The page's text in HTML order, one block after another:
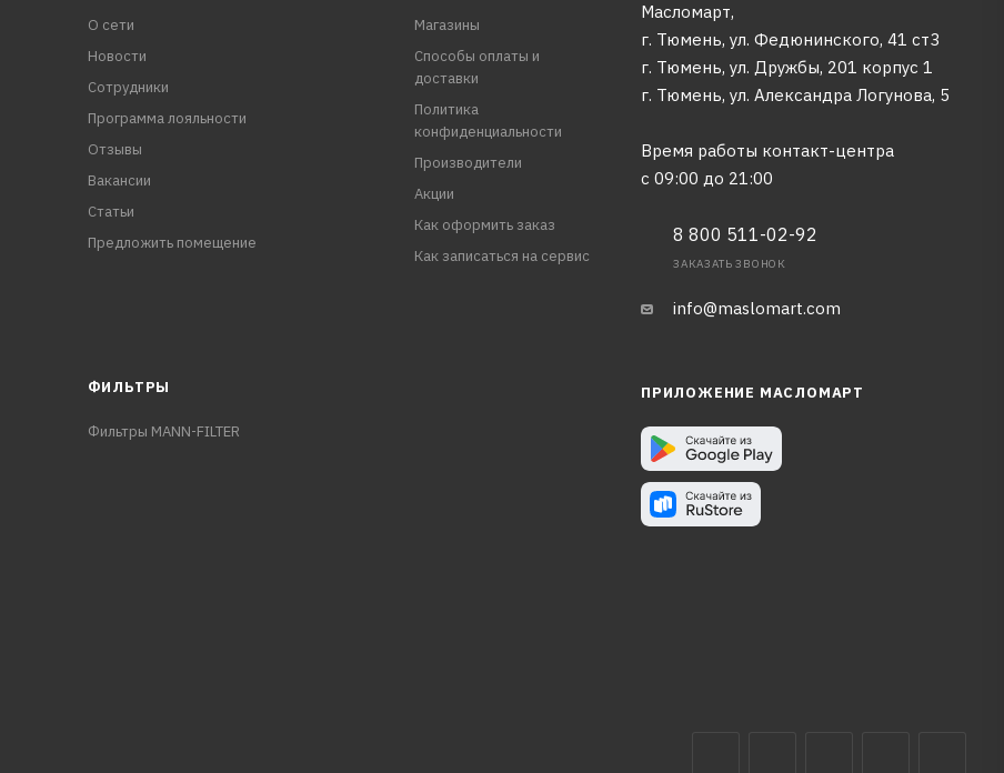
О сети
Новости
Сотрудники
Программа лояльности
Отзывы
Вакансии
Статьи
Предложить помещение
Магазины
Способы оплаты и
доставки
Политика
конфиденциальности
Производители
Акции
Как оформить заказ
Как записаться на сервис
Масломарт,
г. Тюмень, ул. Федюнинского, 41 ст3
г. Тюмень, ул. Дружбы, 201 корпус 1
г. Тюмень, ул. Александра Логунова, 5
Время работы контакт-центра
с 09:00 до 21:00
8 800 511-02-92
ЗАКАЗАТЬ ЗВОНОК
info@maslomart.com
ФИЛЬТРЫ
Фильтры MANN-FILTER
ПРИЛОЖЕНИЕ МАСЛОМАРТ